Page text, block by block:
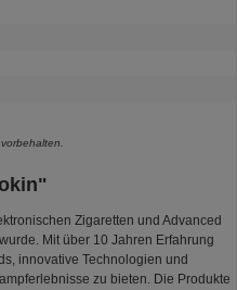
Zigaretten und Advanced
Mit über 10 Jahren Erfahrung
innovative Technologien und
zu bieten. Die Produkte